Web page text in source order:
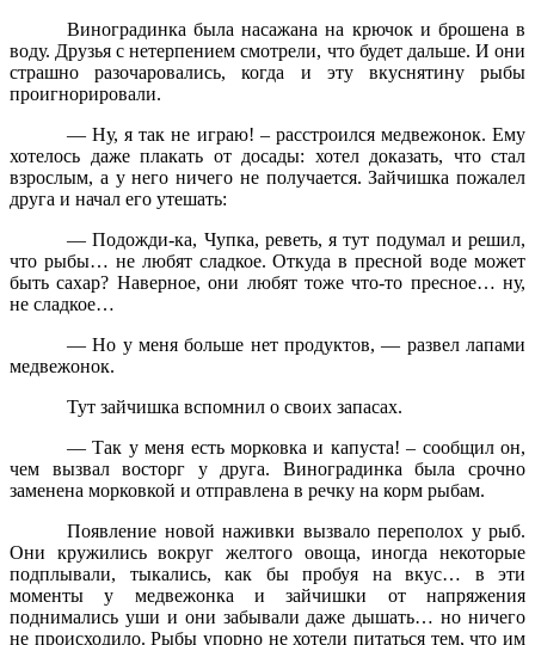
Виноградинка была насажана на крючок и брошена в
воду. Друзья с нетерпением смотрели, что будет дальше. И они
страшно разочаровались, когда и эту вкуснятину рыбы
проигнорировали.
— Ну, я так не играю! – расстроился медвежонок. Ему
хотелось даже плакать от досады: хотел доказать, что стал
взрослым, а у него ничего не получается. Зайчишка пожалел
друга и начал его утешать:
— Подожди-ка, Чупка, реветь, я тут подумал и решил,
что рыбы… не любят сладкое. Откуда в пресной воде может
быть сахар? Наверное, они любят тоже что-то пресное… ну,
не сладкое…
— Но у меня больше нет продуктов, — развел лапами
медвежонок.
Тут зайчишка вспомнил о своих запасах.
— Так у меня есть морковка и капуста! – сообщил он,
чем вызвал восторг у друга. Виноградинка была срочно
заменена морковкой и отправлена в речку на корм рыбам.
Появление новой наживки вызвало переполох у рыб.
Они кружились вокруг желтого овоща, иногда некоторые
подплывали, тыкались, как бы пробуя на вкус… в эти
моменты у медвежонка и зайчишки от напряжения
поднимались уши и они забывали даже дышать… но ничего
не происходило. Рыбы упорно не хотели питаться тем, что им